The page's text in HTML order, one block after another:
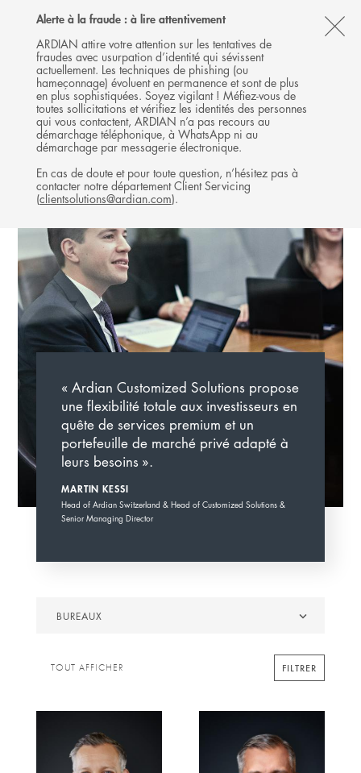
Alerte à la fraude : à lire attentivement
ARDIAN attire votre attention sur les tentatives de
fraudes avec usurpation d’identité qui sévissent
actuellement. Les techniques de phishing (ou
hameçonnage) évoluent en permanence et sont de plus
en plus sophistiquées. Soyez vigilant ! Méfiez-vous de
toutes sollicitations et vérifiez les identités des personnes
qui vous contactent, ARDIAN n’a pas recours au
démarchage téléphonique, à WhatsApp ni au
démarchage par messagerie électronique.
En cas de doute et pour toute question, n’hésitez pas à
contacter notre département Client Servicing
(clientsolutions@ardian.com).
Follow
Ardian
on
X
Follow
Ardian
on
LinkedIn
Follow
Ardian
on
YouTube
Ardian
on
Jobs
on
LinkedIn
MENU
L'ÉQUIPE
ARDIAN CUSTOMIZED SOLUTIONS
« Ardian Customized Solutions propose
une flexibilité totale aux investisseurs en
quête de services premium et un
portefeuille de marché privé adapté à
leurs besoins ».
MARTIN KESSI
Head of Ardian Switzerland & Head of Customized Solutions &
Senior Managing Director
Bureaux
BUREAUX
TOUT AFFICHER FILTRER